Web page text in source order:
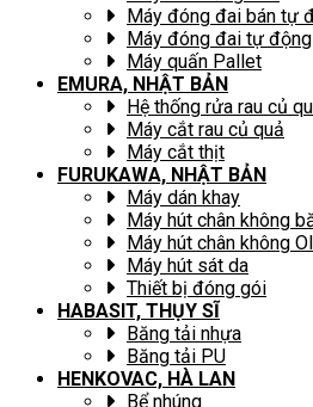
Máy đóng đai bán tự
Máy đóng đai tự động
Máy quấn Pallet
EMURA, NHẬT BẢN
Hệ thống rửa rau củ
Máy cắt rau củ quả
Máy cắt thịt
FURUKAWA, NHẬT BẢN
Máy dán khay
Máy hút chân không
Máy hút chân không
Máy hút sát da
Thiết bị đóng gói
HABASIT, THỤY SĨ
Băng tải nhựa
Băng tải PU
HENKOVAC, HÀ LAN
Bể nhúng